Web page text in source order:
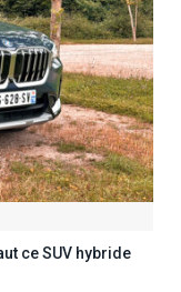
ce SUV hybride